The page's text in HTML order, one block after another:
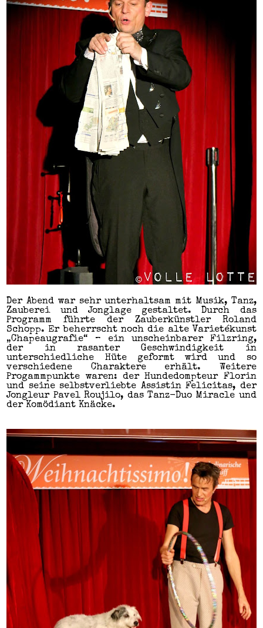
Der Abend war sehr unterhaltsam mit Musik, Tanz,
Zauberei und Jonglage gestaltet. Durch das
Programm führte der Zauberkünstler Roland
Schopp. Er beherrscht noch die alte Varietékunst
„Chapeaugrafie“ – ein unscheinbarer Filzring,
der in rasanter Geschwindigkeit in
unterschiedliche Hüte geformt wird und so
verschiedene Charaktere erhält. Weitere
Progammpunkte waren: der Hundedompteur Florin
und seine selbstverliebte Assistin Felicitas, der
Jongleur Pavel Roujilo, das Tanz-Duo Miracle und
der Komödiant Knäcke.